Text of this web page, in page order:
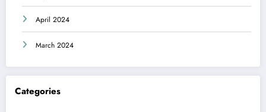
April 2024
March 2024
Categories